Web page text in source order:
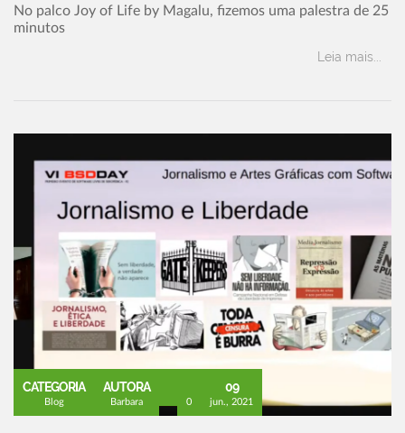
No palco Joy of Life by Magalu, fizemos uma palestra de 25
minutos
Leia mais...
CATEGORIA
Blog
AUTORA
Barbara 0
09
jun., 2021